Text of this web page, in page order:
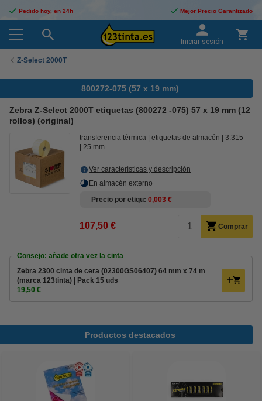
Pedido hoy, en 24h Mejor Precio Garantizado
Iniciar sesión
Z-Select 2000T
800272-075 (57 x 19 mm)
Zebra Z-Select 2000T etiquetas (800272 -075) 57 x 19 mm (12
rollos) (original)
transferencia térmica etiquetas de almacén
3.315
25 mm
Ver características y descripción
En almacén externo
Precio por etiqu 0,003 €
107,50 € Comprar
Consejo: añade otra vez la cinta
Zebra 2300 cinta de cera (02300GS06407) 64 mm x 74 m
(marca 123tinta) | Pack 15 uds
19,50 €
Productos destacados